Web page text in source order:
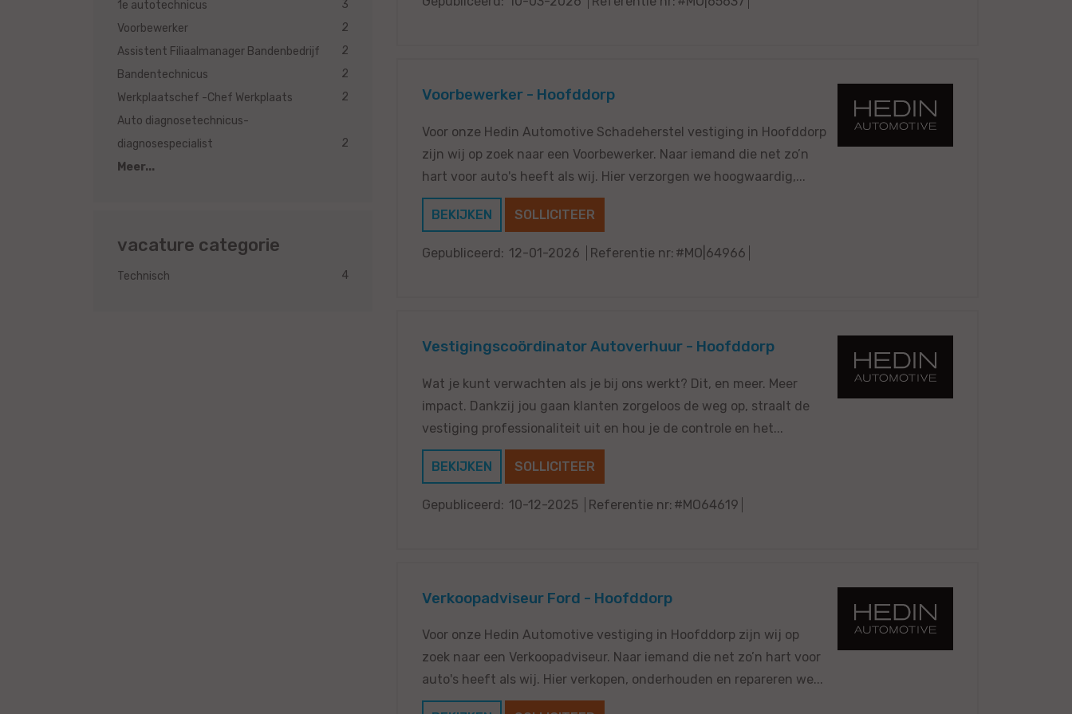
Voorbewerker - Hoofddorp
Voor onze Hedin Automotive Schadeherstel vestiging in Hoofddorp
zijn wij op zoek naar een Voorbewerker. Naar iemand die net zo’n
hart voor auto's heeft als wij. Hier verzorgen we hoogwaardig,...
BEKIJKEN SOLLICITEER
Gepubliceerd: 12-01-2026 Referentie nr: #MO|64966
Vestigingscoördinator Autoverhuur - Hoofddorp
Wat je kunt verwachten als je bij ons werkt? Dit, en meer. Meer
impact. Dankzij jou gaan klanten zorgeloos de weg op, straalt de
vestiging professionaliteit uit en hou je de controle en het...
BEKIJKEN SOLLICITEER
Gepubliceerd: 10-12-2025 Referentie nr: #MO64619
Verkoopadviseur Ford - Hoofddorp
Voor onze Hedin Automotive vestiging in Hoofddorp zijn wij op
zoek naar een Verkoopadviseur. Naar iemand die net zo’n hart voor
auto's heeft als wij. Hier verkopen, onderhouden en repareren we...
1e autotechnicus
3
Voorbewerker
2
Assistent Filiaalmanager Bandenbedrijf
2
Bandentechnicus
2
Werkplaatschef -Chef Werkplaats
2
Auto diagnosetechnicus-
diagnosespecialist
2
Meer...
vacature categorie
Technisch 4